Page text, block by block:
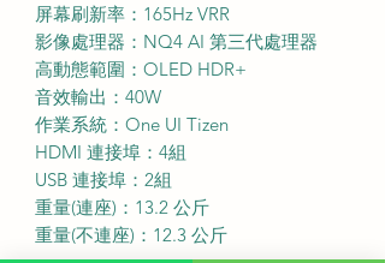
屏幕刷新率：165Hz VRR
影像處理器：NQ4 AI 第三代處理器
高動態範圍：OLED HDR+
音效輸出：40W
作業系統：One UI Tizen
HDMI 連接埠：4組
USB 連接埠：2組
重量(連座)：13.2 公斤
重量(不連座)：12.3 公斤